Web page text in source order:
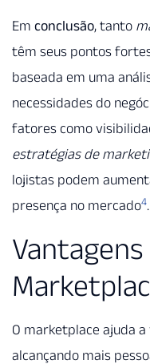
Em conclusão, tanto
têm seus pontos
baseada em uma
necessidades do
fatores como
estratégias de
lojistas podem
presença no mercado4.
O marketplace ajuda
alcançando mais